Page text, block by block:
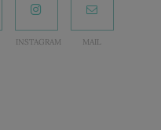
INSTAGRAM MAIL